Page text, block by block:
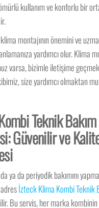
kullanım ve konforlu bir
klima montajının önemini ve
yardımcı olur. Klima
varsa, bizimle iletişime
size yardımcı olmaktan
Teknik
Güvenilir ve
ya da periyodik bakımını
İzteck Klima Kombi Teknik
Bu servis, her marka